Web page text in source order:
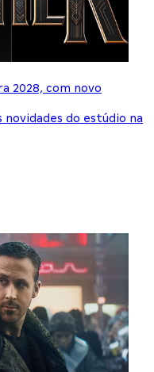
2028, com novo
novidades do estúdio na